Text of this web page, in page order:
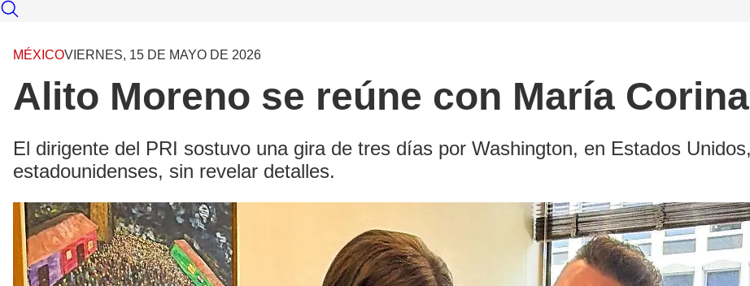
MÉXICOVIERNES, 15 DE MAYO DE 2026
Alito Moreno se reúne con María
El dirigente del PRI sostuvo una gira de tres días por Washington, en Estados
estadounidenses, sin revelar detalles.